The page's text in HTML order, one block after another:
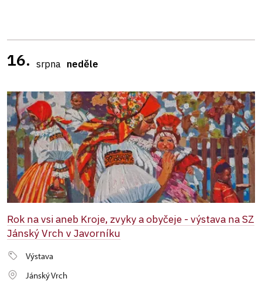
16. srpna neděle
Rok na vsi aneb Kroje, zvyky a obyčeje - výstava na SZ
Jánský Vrch v Javorníku
Výstava
Jánský Vrch